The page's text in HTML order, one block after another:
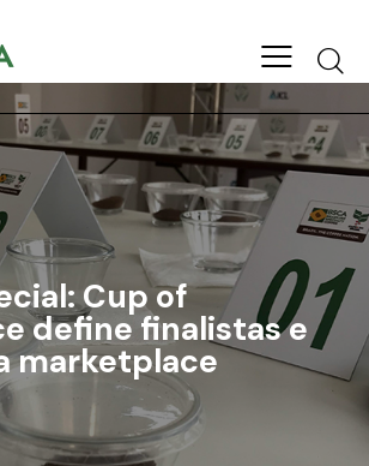
Cup of
define finalistas e
marketplace